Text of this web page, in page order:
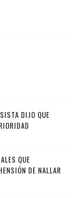
DIJO QUE
QUE
DE NALLAR